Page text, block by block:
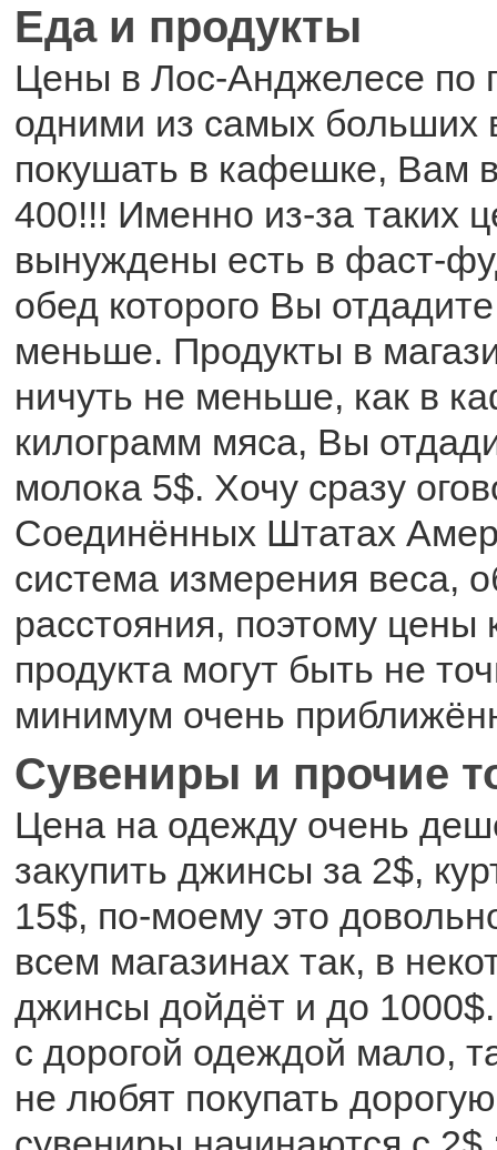
Еда и продукты
Цены в Лос-Анджелесе по
одними из самых больших
покушать в кафешке, Вам
400!!! Именно из-за таких
вынуждены есть в фаст-
обед которого Вы
меньше. Продукты в
ничуть не меньше, как в
килограмм мяса, Вы
молока 5$. Хочу сразу
Соединённых Штатах
система измерения веса,
расстояния, поэтому
продукта могут быть не
минимум очень
Сувениры и прочие
Цена на одежду очень
закупить джинсы за 2$,
15$, по-моему это
всем магазинах так, в
джинсы дойдёт и до
с дорогой одеждой мало,
не любят покупать